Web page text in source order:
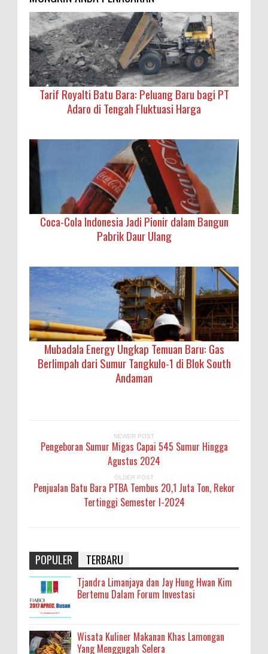
Tarif Royalti Batu Bara: Peluang Baru bagi PT
Adaro di Tengah Fluktuasi Harga
Coca-Cola Indonesia Jadi Pionir dalam Bangun
Pabrik Daur Ulang
Mubadala Energy Ungkap Temuan Baru: Gas
Berlimpah dari Sumur Tangkulo-1 di Blok South
Andaman
NEWER POST
Pengeboran Sumur Migas Capai 545 Sumur Hingga
Agustus 2024
OLDER POST
Penjualan Batu Bara PTBA Tembus 20,1 Juta Ton, Rekor
Tertinggi Semester I-2024
POPULER TERBARU
Tjandra Limanjaya dan Jay Hung Hwan Kim
Bertemu Dalam Forum Investasi
Wisata Kuliner Makanan Khas Lamongan
Yang Menggugah Selera